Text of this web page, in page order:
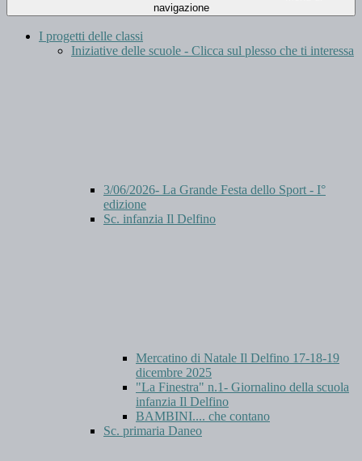
navigazione
I progetti delle classi
Iniziative delle scuole - Clicca sul plesso che ti interessa
3/06/2026- La Grande Festa dello Sport - I°
edizione
Sc. infanzia Il Delfino
Mercatino di Natale Il Delfino 17-18-19
dicembre 2025
"La Finestra" n.1- Giornalino della scuola
infanzia Il Delfino
BAMBINI.... che contano
Sc. primaria Daneo